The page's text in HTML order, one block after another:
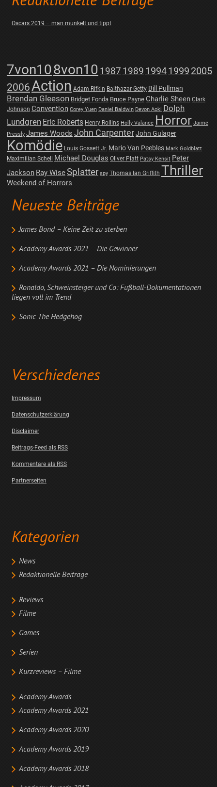
Oscars 2019 – man munkelt und tippt
7von108von10 1987 1989 19941999 2005
2006Action Adam Rifkin Balthazar Getty Bill Pullman
Brendan Gleeson Bridget Fonda Bruce Payne Charlie Sheen Clark
Johnson Convention Corey Yuen Daniel Baldwin Devon Aoki Dolph
Lundgren Eric Roberts Henry Rollins Holly Valance Horror Jaime
Pressly James Woods John CarpenterJohn Gulager
Komödie Louis Gossett Jr. Mario Van Peebles Mark Goldblatt
Maximilian Schell Michael Douglas Oliver Platt Patsy Kensit Peter
Jackson Ray WiseSplatter spy Thomas Ian Griffith Thriller
Weekend of Horrors
Neueste Beiträge
James Bond – Keine Zeit zu sterben
Academy Awards 2021 – Die Gewinner
Academy Awards 2021 – Die Nominierungen
Ronaldo, Schweinsteiger und Co: Fußball-Dokumentationen
liegen voll im Trend
Sonic The Hedgehog
Verschiedenes
Impressum
Datenschutzerklärung
Disclaimer
Beitrags-Feed als RSS
Kommentare als RSS
Partnerseiten
Kategorien
News
Redaktionelle Beiträge
Reviews
Filme
Games
Serien
Kurzreviews – Filme
Academy Awards
Academy Awards 2021
Academy Awards 2020
Academy Awards 2019
Academy Awards 2018